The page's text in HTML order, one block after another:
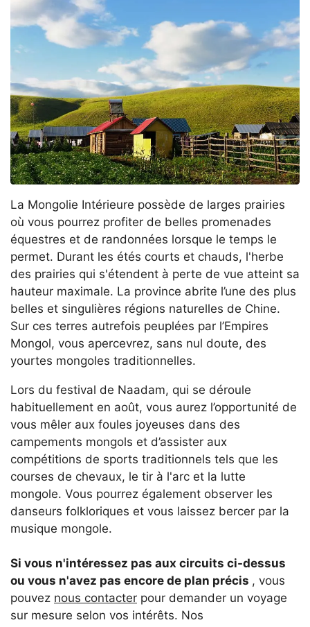
La Mongolie Intérieure possède de larges prairies
où vous pourrez profiter de belles promenades
équestres et de randonnées lorsque le temps le
permet. Durant les étés courts et chauds, l'herbe
des prairies qui s'étendent à perte de vue atteint sa
hauteur maximale. La province abrite l’une des plus
belles et singulières régions naturelles de Chine.
Sur ces terres autrefois peuplées par l’Empires
Mongol, vous apercevrez, sans nul doute, des
yourtes mongoles traditionnelles.
Lors du festival de Naadam, qui se déroule
habituellement en août, vous aurez l’opportunité de
vous mêler aux foules joyeuses dans des
campements mongols et d’assister aux
compétitions de sports traditionnels tels que les
courses de chevaux, le tir à l'arc et la lutte
mongole. Vous pourrez également observer les
danseurs folkloriques et vous laissez bercer par la
musique mongole.
Si vous n'intéressez pas aux circuits ci-dessus
ou vous n'avez pas encore de plan précis , vous
pouvez nous contacter pour demander un voyage
sur mesure selon vos intérêts. Nos